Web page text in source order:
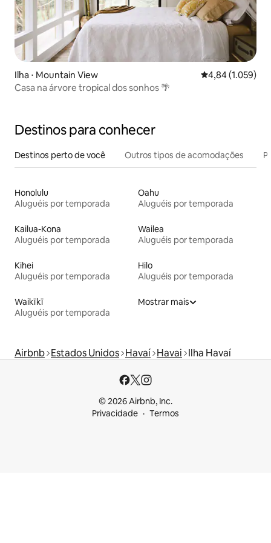
Ilha ⋅ Mountain View 4,84 de uma
4,84 (1.059)
Casa na árvore tropical dos sonhos 🌴
Destinos para conhecer
Destinos perto de você Outros tipos de acomodações
Honolulu
Aluguéis por temporada
Oahu
Aluguéis por temporada
Kailua-Kona
Aluguéis por temporada
Wailea
Aluguéis por temporada
Kihei
Aluguéis por temporada
Hilo
Aluguéis por temporada
Waikīkī
Aluguéis por temporada
Mostrar mais
Airbnb Estados Unidos Havaí Havai Ilha Havaí
© 2026 Airbnb, Inc.
Privacidade
Termos